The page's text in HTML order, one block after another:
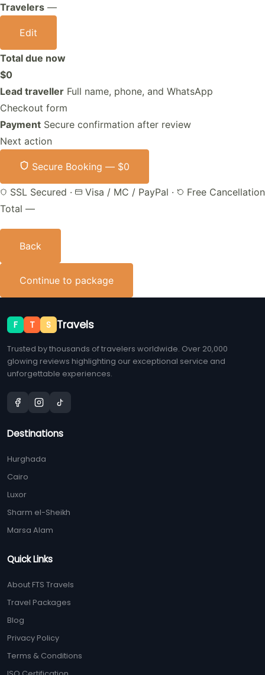
Travelers —
Edit
Total due now
$0
Lead traveller Full name, phone, and WhatsApp
Checkout form
Payment Secure confirmation after review
Next action
Secure Booking — $0
SSL Secured · Visa / MC / PayPal ·
Free Cancellation
Total —
Back
Continue to package
F T S Travels
Trusted by thousands of travelers worldwide. Over 20,000
glowing reviews highlighting our exceptional service and
unforgettable experiences.
Destinations
Hurghada
Cairo
Luxor
Sharm el-Sheikh
Marsa Alam
Quick Links
About FTS Travels
Travel Packages
Blog
Privacy Policy
Terms & Conditions